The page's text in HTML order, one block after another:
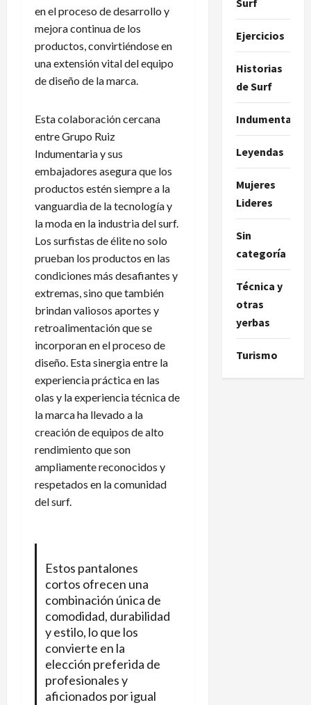
en el proceso de desarrollo y
mejora continua de los
productos, convirtiéndose en
una extensión vital del equipo
de diseño de la marca.
Esta colaboración cercana
entre Grupo Ruiz
Indumentaria y sus
embajadores asegura que los
productos estén siempre a la
vanguardia de la tecnología y
la moda en la industria del surf.
Los surfistas de élite no solo
prueban los productos en las
condiciones más desafiantes y
extremas, sino que también
brindan valiosos aportes y
retroalimentación que se
incorporan en el proceso de
diseño. Esta sinergia entre la
experiencia práctica en las
olas y la experiencia técnica de
la marca ha llevado a la
creación de equipos de alto
rendimiento que son
ampliamente reconocidos y
respetados en la comunidad
del surf.
Estos pantalones
cortos ofrecen una
combinación única de
comodidad, durabilidad
y estilo, lo que los
convierte en la
elección preferida de
profesionales y
aficionados por igual
Ejercicios
Historias
de Surf
Indumentaria
Leyendas
Mujeres
Lideres
Sin
categoría
Técnica y
otras
yerbas
Turismo